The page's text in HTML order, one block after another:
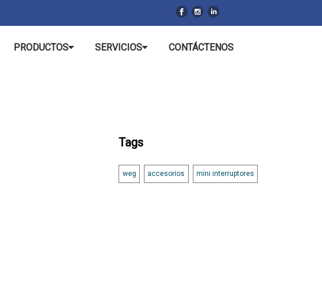
PRODUCTOS SERVICIOS CONTÁCTENOS
Tags
weg accesorios mini interruptores